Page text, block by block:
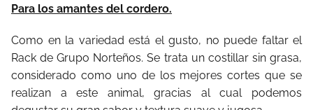
Para los amantes del cordero.
Como en la variedad está el gusto, no puede faltar el
Rack de Grupo Norteños. Se trata un costillar sin grasa,
considerado como uno de los mejores cortes que se
realizan a este animal, gracias al cual podemos